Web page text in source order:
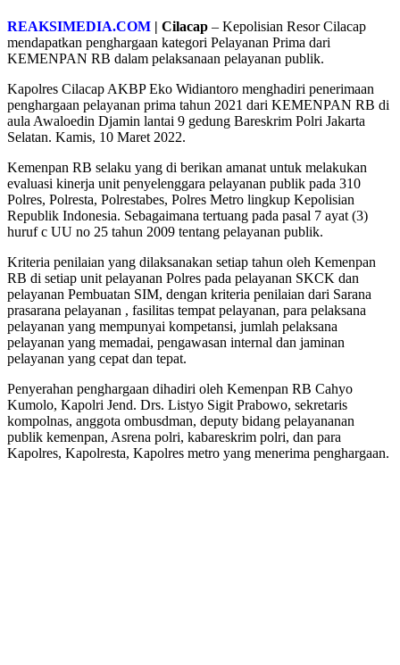
REAKSIMEDIA.COM | Cilacap – Kepolisian Resor Cilacap
mendapatkan penghargaan kategori Pelayanan Prima dari
KEMENPAN RB dalam pelaksanaan pelayanan publik.
Kapolres Cilacap AKBP Eko Widiantoro menghadiri penerimaan
penghargaan pelayanan prima tahun 2021 dari KEMENPAN RB di
aula Awaloedin Djamin lantai 9 gedung Bareskrim Polri Jakarta
Selatan. Kamis, 10 Maret 2022.
Kemenpan RB selaku yang di berikan amanat untuk melakukan
evaluasi kinerja unit penyelenggara pelayanan publik pada 310
Polres, Polresta, Polrestabes, Polres Metro lingkup Kepolisian
Republik Indonesia. Sebagaimana tertuang pada pasal 7 ayat (3)
huruf c UU no 25 tahun 2009 tentang pelayanan publik.
Kriteria penilaian yang dilaksanakan setiap tahun oleh Kemenpan
RB di setiap unit pelayanan Polres pada pelayanan SKCK dan
pelayanan Pembuatan SIM, dengan kriteria penilaian dari Sarana
prasarana pelayanan , fasilitas tempat pelayanan, para pelaksana
pelayanan yang mempunyai kompetansi, jumlah pelaksana
pelayanan yang memadai, pengawasan internal dan jaminan
pelayanan yang cepat dan tepat.
Penyerahan penghargaan dihadiri oleh Kemenpan RB Cahyo
Kumolo, Kapolri Jend. Drs. Listyo Sigit Prabowo, sekretaris
kompolnas, anggota ombusdman, deputy bidang pelayananan
publik kemenpan, Asrena polri, kabareskrim polri, dan para
Kapolres, Kapolresta, Kapolres metro yang menerima penghargaan.